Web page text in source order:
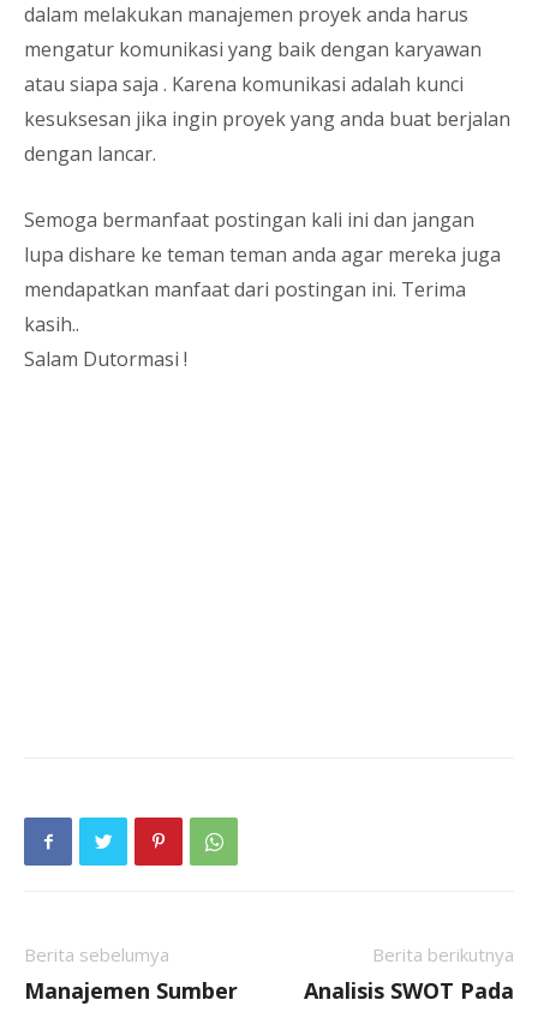
dalam melakukan manajemen proyek anda harus
mengatur komunikasi yang baik dengan karyawan
atau siapa saja . Karena komunikasi adalah kunci
kesuksesan jika ingin proyek yang anda buat berjalan
dengan lancar.
Semoga bermanfaat postingan kali ini dan jangan
lupa dishare ke teman teman anda agar mereka juga
mendapatkan manfaat dari postingan ini. Terima
kasih..
Salam Dutormasi !
Berita sebelumya
Manajemen Sumber
Berita berikutnya
Analisis SWOT Pada